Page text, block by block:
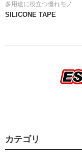
多用途に役立つ優れモノ
SILICONE TAPE
カテゴリ